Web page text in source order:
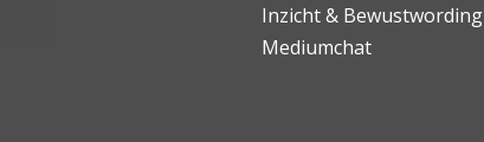
Inzicht & Bewustwording
Mediumchat